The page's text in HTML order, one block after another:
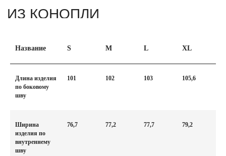
Название S M L XL
Длина изделия
по боковому
шву
101 102 103 105,6
Ширина
изделия по
внутреннему
шву
76,7 77,2 77,7 79,2
ПОДПИШИТЕСЬ НА НАШУ E-MAIL РАССЫЛКУ,